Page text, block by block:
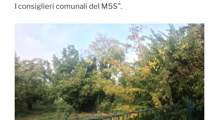
I consiglieri comunali del M5S”.